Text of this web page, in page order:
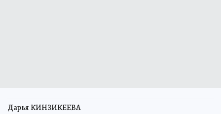
Дарья КИНЗИКЕЕВА